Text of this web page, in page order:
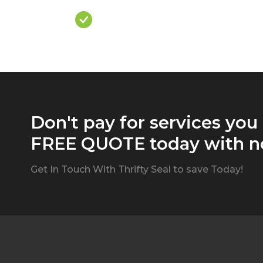
Don't pay for services
FREE QUOTE today with
Get In Touch With Thrifty Seal to save Today!